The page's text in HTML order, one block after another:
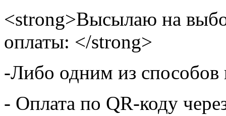
<strong>Высылаю на
оплаты: </strong>
-Либо одним из
- Оплата по QR-коду